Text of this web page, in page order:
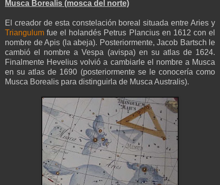
Musca Borealis (mosca del norte)
El creador de esta constelación boreal situada entre Aries y
Triangulum fue el holandés Petrus Plancius en 1612 con el
nombre de Apis (la abeja). Posteriormente, Jacob Bartsch le
cambió el nombre a Vespa (avispa) en su atlas de 1624.
Finalmente Hevelius volvió a cambiarle el nombre a Musca
en su atlas de 1690 (posteriormente se le conocería como
Musca Borealis para distinguirla de Musca Australis).